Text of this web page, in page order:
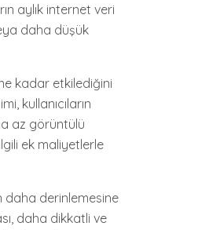
aylık internet veri
daha düşük
kadar etkilediğini
kullanıcıların
az görüntülü
ek maliyetlerle
daha derinlemesine
daha dikkatli ve